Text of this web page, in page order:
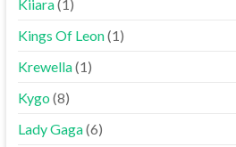
Kiiara(1)
Kings Of Leon(1)
Krewella(1)
Kygo(8)
Lady Gaga(6)